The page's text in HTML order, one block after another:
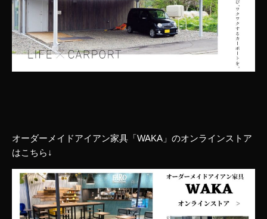
オーダーメイドアイアン家具「WAKA」のオンラインストア
はこちら↓